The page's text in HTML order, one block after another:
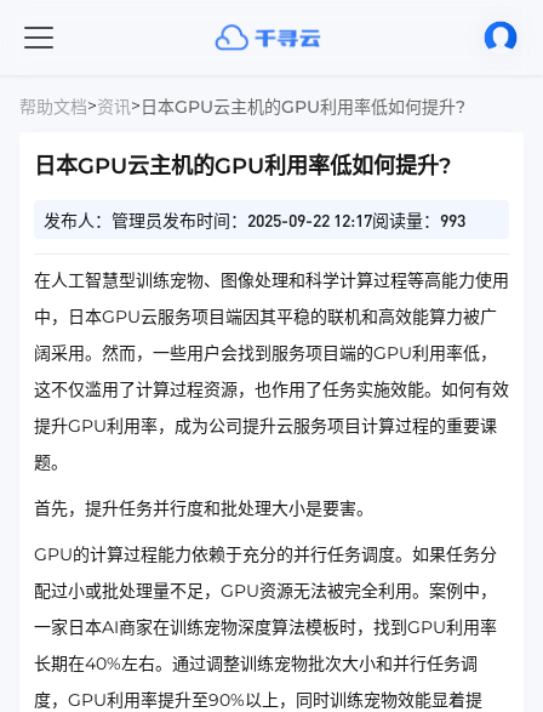
帮助文档>资讯>日本GPU云主机的GPU利用率低如何提升?
日本GPU云主机的GPU利用率低如何提升?
发布人：管理员发布时间：2025-09-22 12:17阅读量：993
在人工智慧型训练宠物、图像处理和科学计算过程等高能力使用
中，日本GPU云服务项目端因其平稳的联机和高效能算力被广
阔采用。然而，一些用户会找到服务项目端的GPU利用率低，
这不仅滥用了计算过程资源，也作用了任务实施效能。如何有效
提升GPU利用率，成为公司提升云服务项目计算过程的重要课
题。
首先，提升任务并行度和批处理大小是要害。
GPU的计算过程能力依赖于充分的并行任务调度。如果任务分
配过小或批处理量不足，GPU资源无法被完全利用。案例中，
一家日本AI商家在训练宠物深度算法模板时，找到GPU利用率
长期在40%左右。通过调整训练宠物批次大小和并行任务调
度，GPU利用率提升至90%以上，同时训练宠物效能显着提